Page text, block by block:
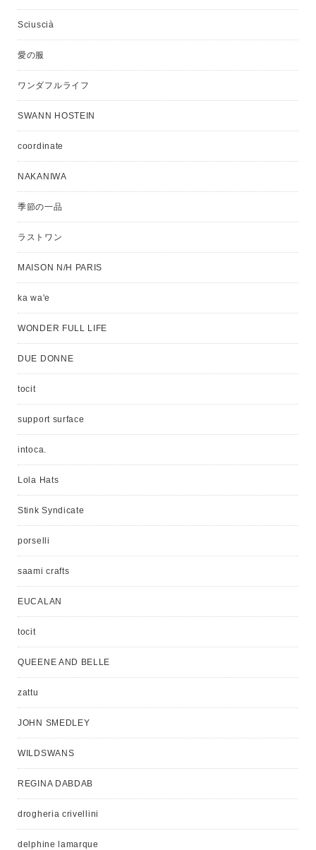
Sciuscià
愛の服
ワンダフルライフ
SWANN HOSTEIN
coordinate
NAKANIWA
季節の一品
ラストワン
MAISON N/H PARIS
ka wa'e
WONDER FULL LIFE
DUE DONNE
tocit
support surface
intoca.
Lola Hats
Stink Syndicate
porselli
saami crafts
EUCALAN
tocit
QUEENE AND BELLE
zattu
JOHN SMEDLEY
WILDSWANS
REGINA DABDAB
drogheria crivellini
delphine lamarque